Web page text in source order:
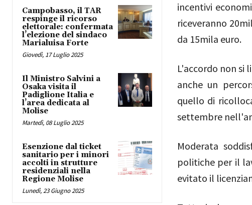
Campobasso, il TAR
respinge il ricorso
elettorale: confermata
l’elezione del sindaco
Marialuisa Forte
Giovedì, 17 Luglio 2025
Il Ministro Salvini a
Osaka visita il
Padiglione Italia e
l’area dedicata al
Molise
Martedì, 08 Luglio 2025
Esenzione dal ticket
sanitario per i minori
accolti in strutture
residenziali nella
Regione Molise
Lunedì, 23 Giugno 2025
incentivi
riceveranno
da 15mila euro.
L'accordo non si
anche un
quello di
settembre
Moderata
politiche per il
evitato il